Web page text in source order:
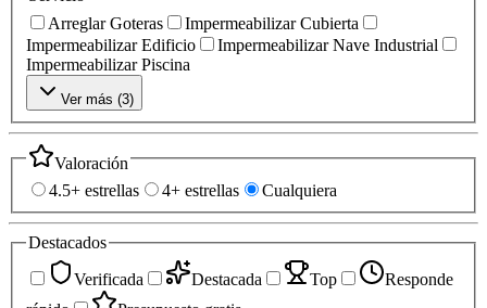
Arreglar Goteras
Impermeabilizar Cubierta
Impermeabilizar Edificio
Impermeabilizar Nave Industrial
Impermeabilizar Piscina
Ver más (3)
Valoración
4.5+ estrellas
4+ estrellas Cualquiera
Destacados
Verificada
Destacada Top
Responde